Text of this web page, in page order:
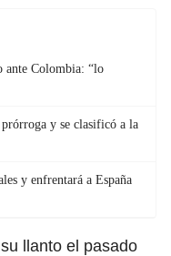
ante Colombia: “lo
y se clasificó a la
y enfrentará a España
llanto el pasado